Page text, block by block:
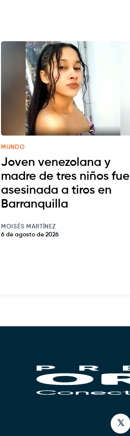
MUNDO
Joven venezolana y
madre de tres niños fue
asesinada a tiros en
Barranquilla
MOISÉS MARTÍNEZ
6 de agosto de 2026
𝕏